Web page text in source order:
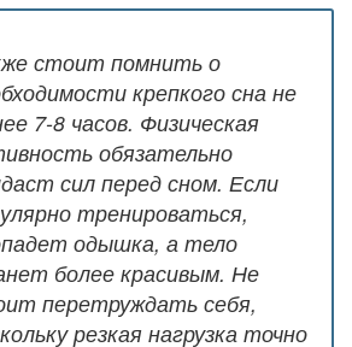
стоит помнить о
крепкого сна не
7-8 часов. Физическая
обязательно
сил перед сном. Если
тренироваться,
одышка, а тело
более красивым. Не
перетруждать себя,
резкая нагрузка точно